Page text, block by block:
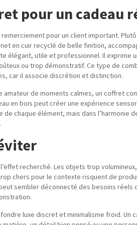
pour un cadeau
remerciement pour un client important.
en cuir recyclé de belle finition,
élégant, utile et professionnel. Il exprime
ou trop démonstratif. Ce type de
car il associe discrétion et distinction.
amateur de moments calmes, un coffret
en bois peut créer une expérience
chaque élément, mais dans l’harmonie
recherché. Les objets trop
chers pour le contexte risquent de
sembler déconnecté des besoins réels
luxe discret et minimalisme froid. Un